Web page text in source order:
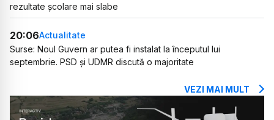
rezultate școlare mai slabe
20:06Actualitate
Surse: Noul Guvern ar putea fi instalat la începutul lui
septembrie. PSD și UDMR discută o majoritate
VEZI MAI MULT